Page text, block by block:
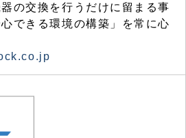
の交換を行うだけに留まる事
できる環境の構築」を常に心